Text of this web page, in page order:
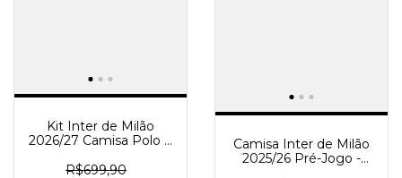
Kit Inter de Milão
2026/27 Camisa Polo e
Masculino - Azul -
R$699,90
Camisa Inter de Milão
2025/26 Pré-Jogo -